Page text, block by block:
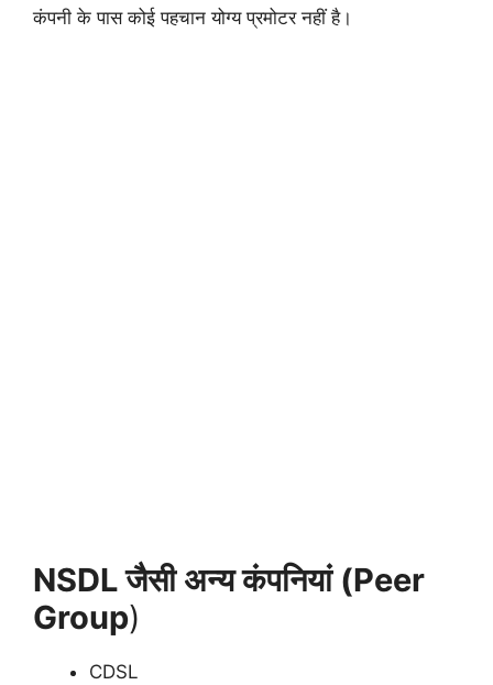
कंपनी के पास कोई पहचान योग्य प्रमोटर नहीं है।
NSDL जैसी अन्य कंपनियां (Peer
Group)
CDSL